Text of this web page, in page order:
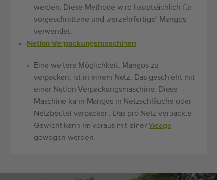
werden. Diese Methode wird hauptsächlich für
vorgeschnittene und ‚verzehrfertige‘ Mangos
verwendet.
Netlon-Verpackungsmaschinen
Eine weitere Möglichkeit, Mangos zu
verpacken, ist in einem Netz. Das geschieht mit
einer Netlon-Verpackungsmaschine. Diese
Maschine kann Mangos in Netzschläuche oder
Netzbeutel verpacken. Das pro Netz verpackte
Gewicht kann im voraus mit einer Waage
gewogen werden.